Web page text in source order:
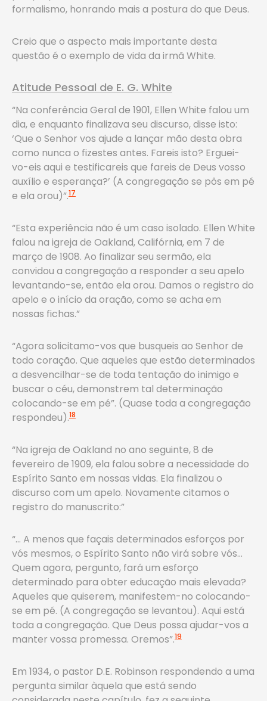
formalismo, honrando mais a postura do que Deus.
Creio que o aspecto mais importante desta
questão é o exemplo de vida da irmã White.
Atitude Pessoal de E. G. White
“Na conferência Geral de 1901, Ellen White falou um
dia, e enquanto finalizava seu discurso, disse isto:
‘Que o Senhor vos ajude a lançar mão desta obra
como nunca o fizestes antes. Fareis isto? Erguei-
vo-eis aqui e testificareis que fareis de Deus vosso
auxílio e esperança?’ (A congregação se pôs em pé
e ela orou)”.17
“Esta experiência não é um caso isolado. Ellen White
falou na igreja de Oakland, Califórnia, em 7 de
março de 1908. Ao finalizar seu sermão, ela
convidou a congregação a responder a seu apelo
levantando-se, então ela orou. Damos o registro do
apelo e o início da oração, como se acha em
nossas fichas.”
“Agora solicitamo-vos que busqueis ao Senhor de
todo coração. Que aqueles que estão determinados
a desvencilhar-se de toda tentação do inimigo e
buscar o céu, demonstrem tal determinação
colocando-se em pé”. (Quase toda a congregação
respondeu).18
“Na igreja de Oakland no ano seguinte, 8 de
fevereiro de 1909, ela falou sobre a necessidade do
Espírito Santo em nossas vidas. Ela finalizou o
discurso com um apelo. Novamente citamos o
registro do manuscrito:”
“… A menos que façais determinados esforços por
vós mesmos, o Espírito Santo não virá sobre vós…
Quem agora, pergunto, fará um esforço
determinado para obter educação mais elevada?
Aqueles que quiserem, manifestem-no colocando-
se em pé. (A congregação se levantou). Aqui está
toda a congregação. Que Deus possa ajudar-vos a
manter vossa promessa. Oremos”.19
Em 1934, o pastor D.E. Robinson respondendo a uma
pergunta similar àquela que está sendo